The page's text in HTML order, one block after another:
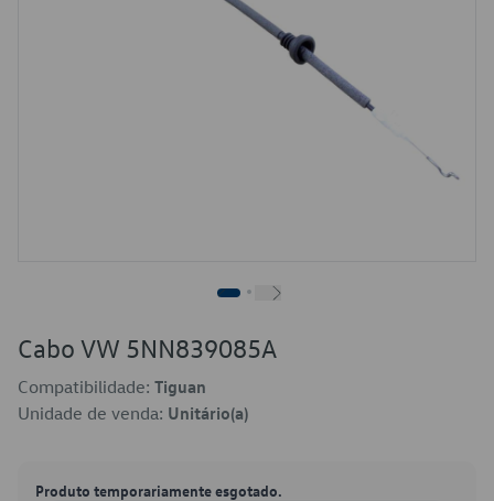
Cabo VW 5NN839085A
Compatibilidade: Tiguan
Unidade de venda: Unitário(a)
Produto temporariamente esgotado.